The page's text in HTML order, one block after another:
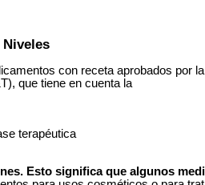
Niveles
con receta aprobados
que tiene en cuenta la
terapéutica
Esto significa que algunos